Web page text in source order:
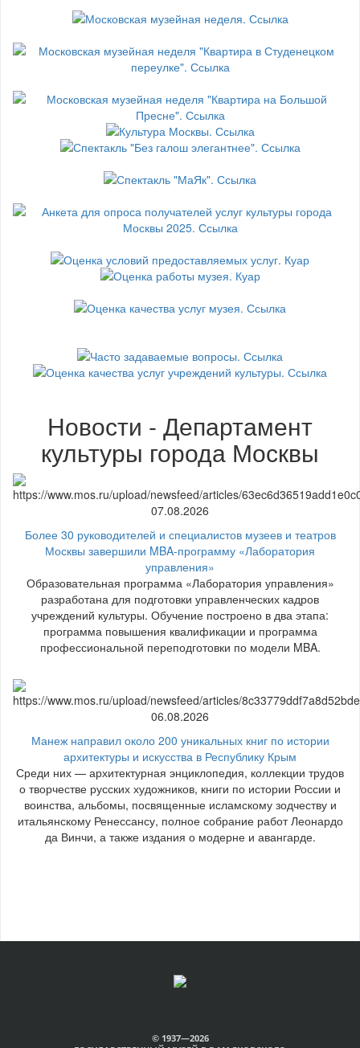
Новости - Департамент
культуры города Москвы
07.08.2026
Более 30 руководителей и специалистов музеев и театров
Москвы завершили MBA-программу «Лаборатория
управления»
Образовательная программа «Лаборатория управления»
разработана для подготовки управленческих кадров
учреждений культуры. Обучение построено в два этапа:
программа повышения квалификации и программа
профессиональной переподготовки по модели MBA.
06.08.2026
Манеж направил около 200 уникальных книг по истории
архитектуры и искусства в Республику Крым
Среди них — архитектурная энциклопедия, коллекции трудов
о творчестве русских художников, книги по истории России и
воинства, альбомы, посвященные исламскому зодчеству и
итальянскому Ренессансу, полное собрание работ Леонардо
да Винчи, а также издания о модерне и авангарде.
© 1937—2026